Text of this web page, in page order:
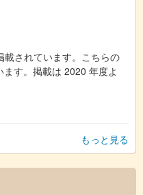
されています。こちらの
す。掲載は 2020 年度よ
もっと見る